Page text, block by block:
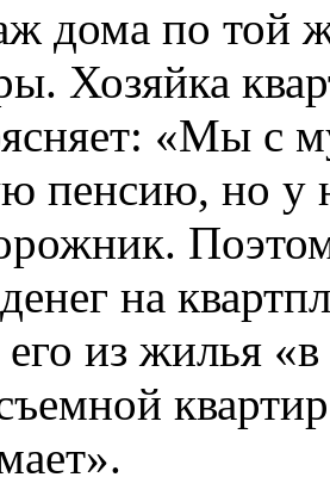
дома по той
Хозяйка
«Мы с
пенсию, но у
на
из жилья